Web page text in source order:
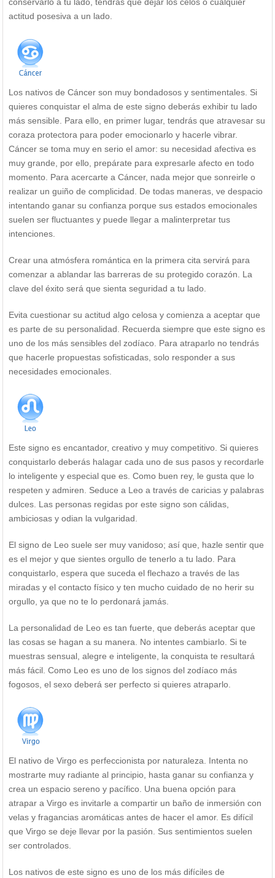
actitud posesiva a un lado.
Los nativos de Cáncer son muy bondadosos y sentimentales. Si
quieres conquistar el alma de este signo deberás exhibir tu lado
más sensible. Para ello, en primer lugar, tendrás que atravesar su
coraza protectora para poder emocionarlo y hacerle vibrar.
Cáncer se toma muy en serio el amor: su necesidad afectiva es
muy grande, por ello, prepárate para expresarle afecto en todo
momento. Para acercarte a Cáncer, nada mejor que sonreirle o
realizar un guiño de complicidad. De todas maneras, ve despacio
intentando ganar su confianza porque sus estados emocionales
suelen ser fluctuantes y puede llegar a malinterpretar tus
intenciones.
Crear una atmósfera romántica en la primera cita servirá para
comenzar a ablandar las barreras de su protegido corazón. La
clave del éxito será que sienta seguridad a tu lado.
Evita cuestionar su actitud algo celosa y comienza a aceptar que
es parte de su personalidad. Recuerda siempre que este signo es
uno de los más sensibles del zodíaco. Para atraparlo no tendrás
que hacerle propuestas sofisticadas, solo responder a sus
necesidades emocionales.
Este signo es encantador, creativo y muy competitivo. Si quieres
conquistarlo deberás halagar cada uno de sus pasos y recordarle
lo inteligente y especial que es. Como buen rey, le gusta que lo
respeten y admiren. Seduce a Leo a través de caricias y palabras
dulces. Las personas regidas por este signo son cálidas,
ambiciosas y odian la vulgaridad.
El signo de Leo suele ser muy vanidoso; así que, hazle sentir que
es el mejor y que sientes orgullo de tenerlo a tu lado. Para
conquistarlo, espera que suceda el flechazo a través de las
miradas y el contacto físico y ten mucho cuidado de no herir su
orgullo, ya que no te lo perdonará jamás.
La personalidad de Leo es tan fuerte, que deberás aceptar que
las cosas se hagan a su manera. No intentes cambiarlo. Si te
muestras sensual, alegre e inteligente, la conquista te resultará
más fácil. Como Leo es uno de los signos del zodíaco más
fogosos, el sexo deberá ser perfecto si quieres atraparlo.
El nativo de Virgo es perfeccionista por naturaleza. Intenta no
mostrarte muy radiante al principio, hasta ganar su confianza y
crea un espacio sereno y pacífico. Una buena opción para
atrapar a Virgo es invitarle a compartir un baño de inmersión con
velas y fragancias aromáticas antes de hacer el amor. Es difícil
que Virgo se deje llevar por la pasión. Sus sentimientos suelen
ser controlados.
Los nativos de este signo es uno de los más difíciles de